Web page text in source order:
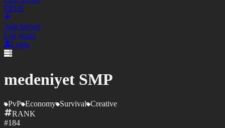
FREE
Add Server
List yours
Login
medeniyet SMP
PvP Economy Survival Creative
RANK
#184